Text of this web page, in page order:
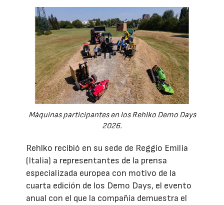
Máquinas participantes en los Rehlko Demo Days
2026.
Rehlko recibió en su sede de Reggio Emilia
(Italia) a representantes de la prensa
especializada europea con motivo de la
cuarta edición de los Demo Days, el evento
anual con el que la compañía demuestra el